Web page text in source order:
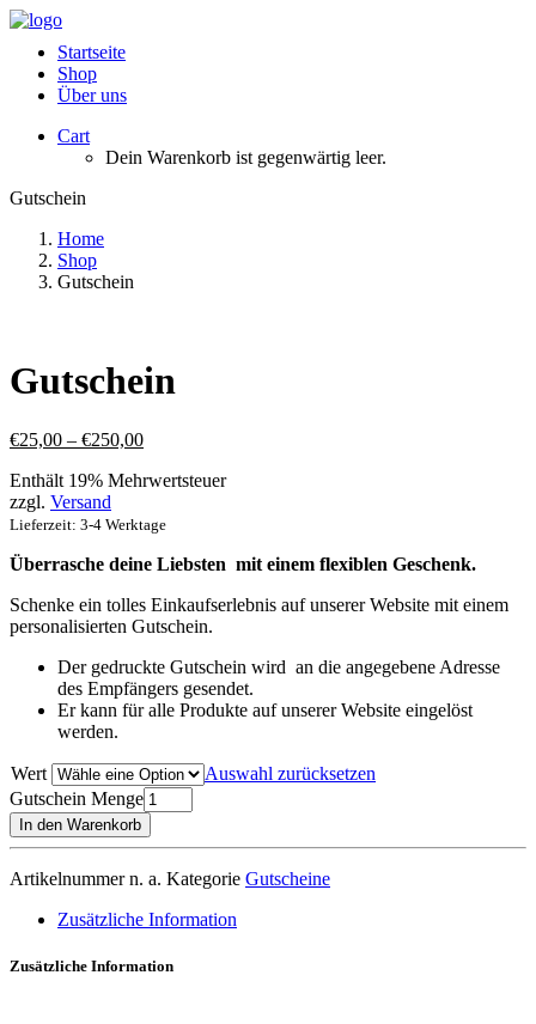
Startseite
Shop
Über uns
Cart
Dein Warenkorb ist gegenwärtig leer.
Gutschein
Home
Shop
Gutschein
Gutschein
€25,00 – €250,00
Enthält 19% Mehrwertsteuer
zzgl. Versand
Lieferzeit: 3-4 Werktage
Überrasche deine Liebsten mit einem flexiblen Geschenk.
Schenke ein tolles Einkaufserlebnis auf unserer Website mit einem
personalisierten Gutschein.
Der gedruckte Gutschein wird an die angegebene Adresse
des Empfängers gesendet.
Er kann für alle Produkte auf unserer Website eingelöst
werden.
Wert
Auswahl zurücksetzen
Gutschein Menge
In den Warenkorb
Artikelnummer n. a. Kategorie Gutscheine
Zusätzliche Information
Zusätzliche Information